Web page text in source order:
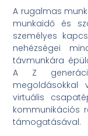
A rugalmas
munkaidő és
személyes
nehézségei
távmunkára
A Z
megoldásokkal
virtuális
kommunikációs
támogatásával.